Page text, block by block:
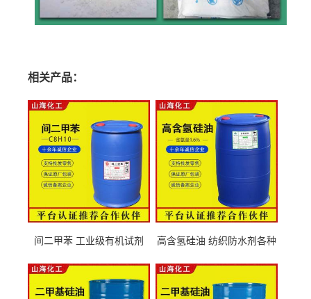
相关产品：
间二甲苯 工业级有机试剂
高含氢硅油 纺织防水剂各种